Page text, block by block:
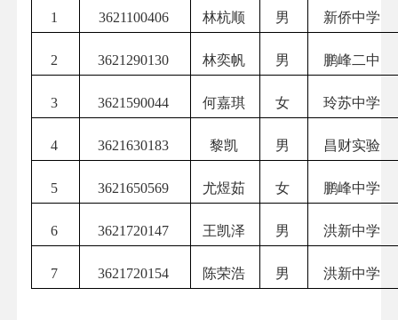
1 3621100406 林杭顺 男 新侨中学
2 3621290130 林奕帆 男 鹏峰二中
3 3621590044 何嘉琪 女 玲苏中学
4 3621630183 黎凯 男 昌财实验
5 3621650569 尤煜茹 女 鹏峰中学
6 3621720147 王凯泽 男 洪新中学
7 3621720154 陈荣浩 男 洪新中学